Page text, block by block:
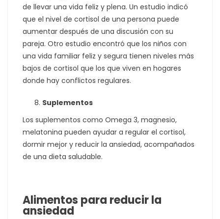
de llevar una vida feliz y plena. Un estudio indicó
que el nivel de cortisol de una persona puede
aumentar después de una discusión con su
pareja. Otro estudio encontró que los niños con
una vida familiar feliz y segura tienen niveles más
bajos de cortisol que los que viven en hogares
donde hay conflictos regulares.
Suplementos
Los suplementos como Omega 3, magnesio,
melatonina pueden ayudar a regular el cortisol,
dormir mejor y reducir la ansiedad, acompañados
de una dieta saludable.
Alimentos para reducir la
ansiedad